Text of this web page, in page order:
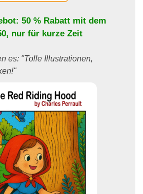
50 % Rabatt mit dem
, nur für kurze Zeit
es: "Tolle Illustrationen,